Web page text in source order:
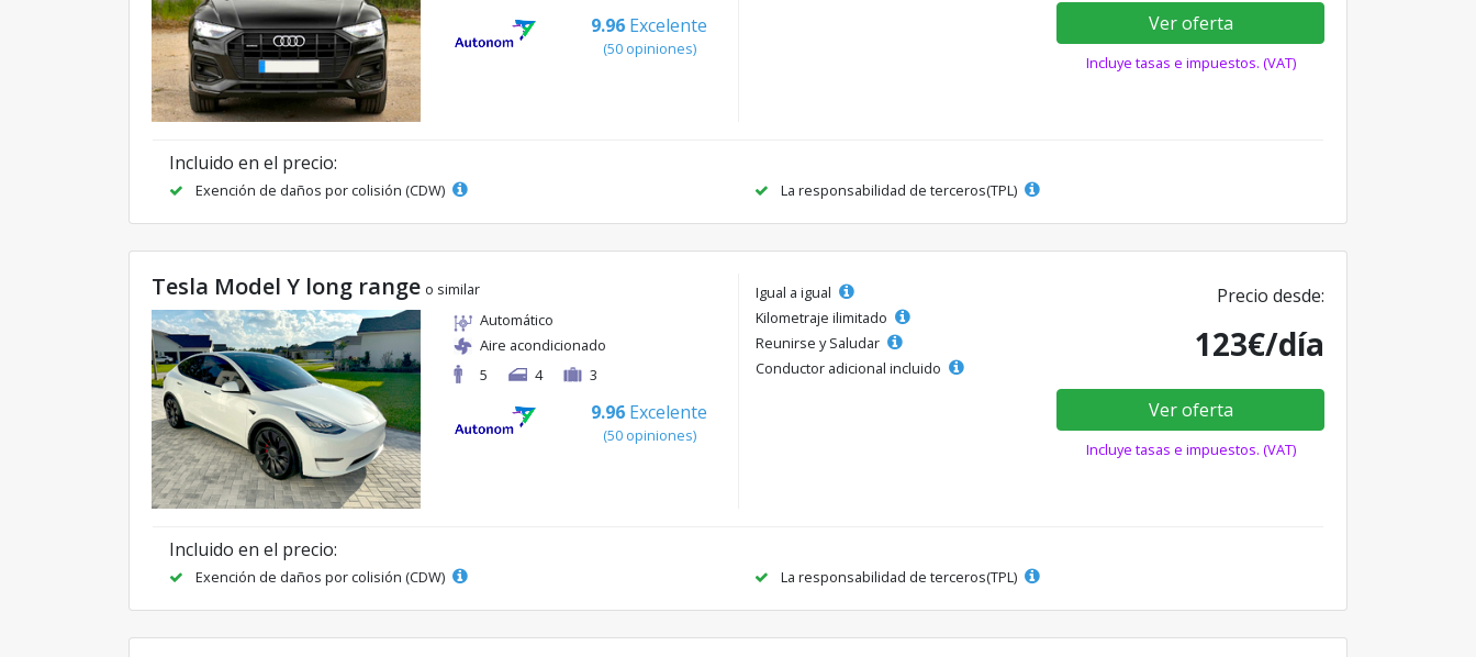
9.96 Excelente
(50 opiniones)
Ver oferta
Incluye tasas e impuestos. (VAT)
Incluido en el precio:
Exención de daños por colisión (CDW) La responsabilidad de terceros(TPL)
Tesla Model Y long range o similar
Automático
Aire acondicionado
5
4 3
9.96 Excelente
(50 opiniones)
Igual a igual
Kilometraje ilimitado
Reunirse y Saludar
Conductor adicional incluido
Precio desde:
123€/día
Ver oferta
Incluye tasas e impuestos. (VAT)
Incluido en el precio:
Exención de daños por colisión (CDW) La responsabilidad de terceros(TPL)